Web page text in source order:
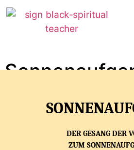
DER GESANG DER
ZUM